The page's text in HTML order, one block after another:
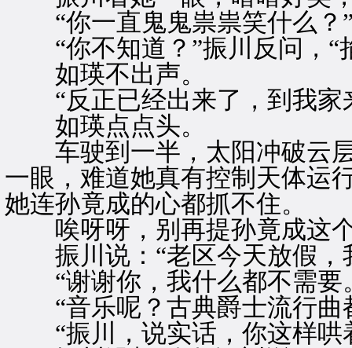
“你一直鬼鬼祟祟笑什么？
“你不知道？”振川反问，“
如瑛不出声。
“反正已经出来了，到我家
如瑛点点头。
车驶到一半，太阳冲破云层
一眼，难道她真有控制天体运
她连孙竟成的心都抓不住。
唉呀呀，别再提孙竟成这个
振川说：“老区今天放假，
“谢谢你，我什么都不需要
“音乐呢？古典爵士流行曲
“振川，说实话，你这样哄